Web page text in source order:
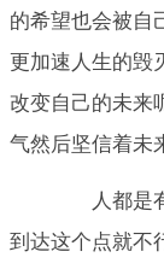
的希望也会被自
更加速人生的毁
改变自己的未来
气然后坚信着未
人都是有
到达这个点就不